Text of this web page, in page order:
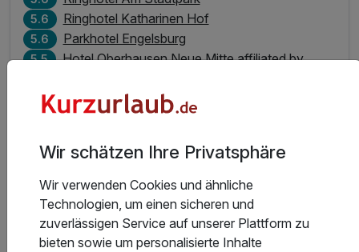
5.6 Ringhotel Katharinen Hof
5.6 Parkhotel Engelsburg
5.5
Hotel Oberhausen Neue Mitte affiliated by
Das Ranking wurde durch die Hotelbewertungen unserer
Bewertungsdurchschnitt
Welche Hotels im Ruhrgebiet haben die schönste
Umgebung?
Wir schätzen Ihre Privatsphäre
Wir verwenden Cookies und ähnliche
Technologien, um einen sicheren und
zuverlässigen Service auf unserer Plattform zu
bieten sowie um personalisierte Inhalte